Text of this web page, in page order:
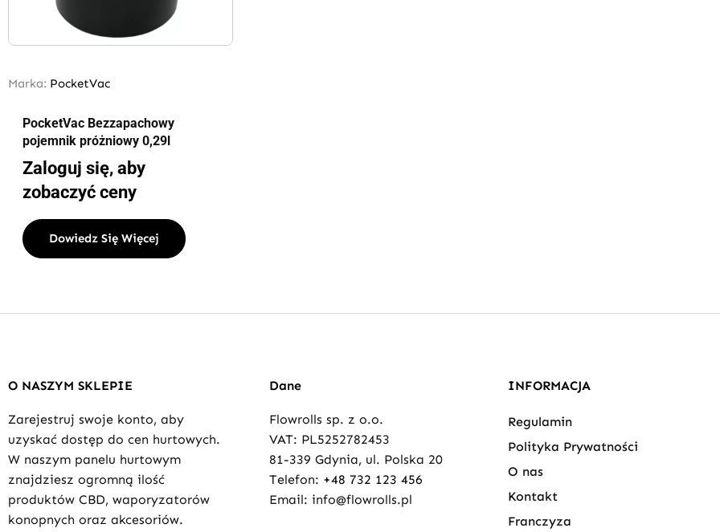
Marka: PocketVac
PocketVac Bezzapachowy
pojemnik próżniowy 0,29l
Zaloguj się, aby
zobaczyć ceny
Dowiedz Się Więcej
O NASZYM SKLEPIE
Zarejestruj swoje konto, aby
uzyskać dostęp do cen hurtowych.
W naszym panelu hurtowym
znajdziesz ogromną ilość
produktów CBD, waporyzatorów
konopnych oraz akcesoriów.
Dane
Flowrolls sp. z o.o.
VAT: PL5252782453
81-339 Gdynia, ul. Polska 20
Telefon: +48 732 123 456
Email: info@flowrolls.pl
INFORMACJA
Regulamin
Polityka Prywatności
O nas
Kontakt
Franczyza